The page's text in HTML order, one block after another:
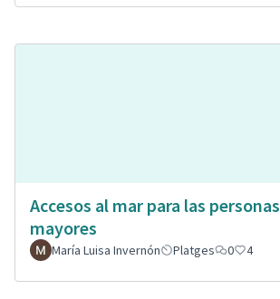
Accesos al mar para las personas
mayores
María Luisa Invernón Platges 0 4